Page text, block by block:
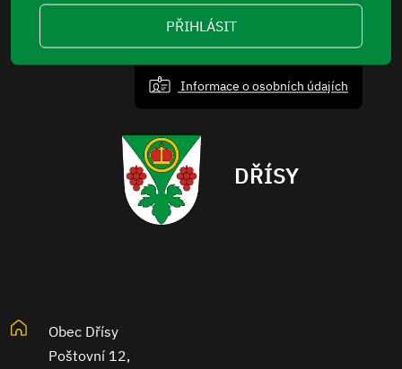
PŘIHLÁSIT
Informace o osobních údajích
DŘÍSY
Obec Dřísy
Poštovní 12,